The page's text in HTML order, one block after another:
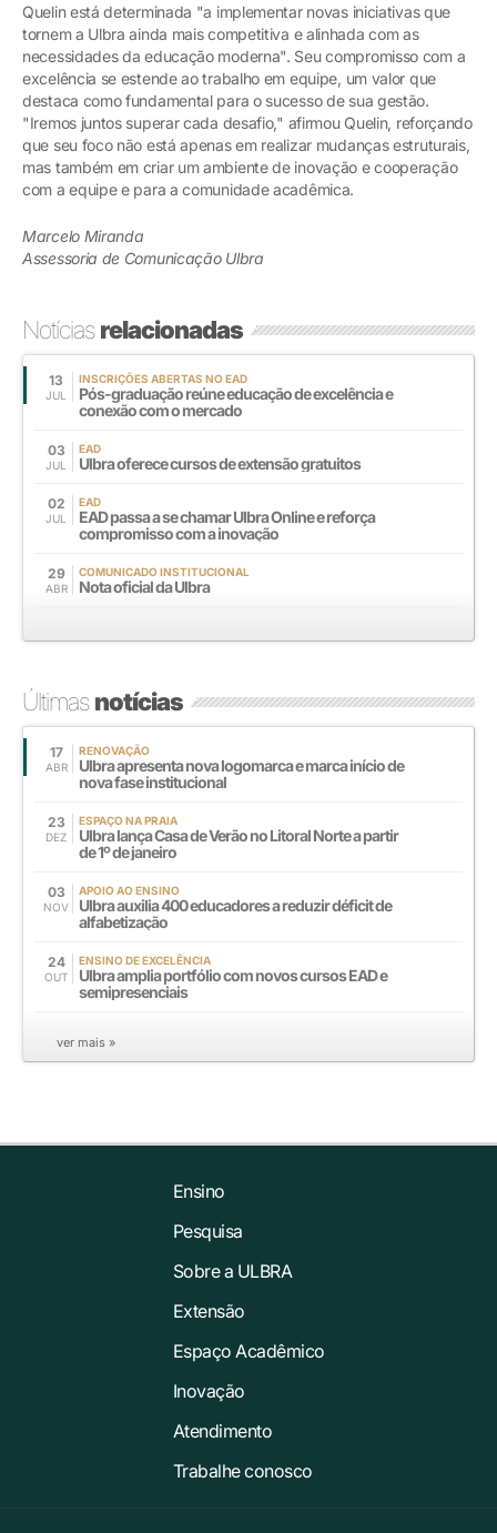
Quelin está determinada "a implementar novas iniciativas que
tornem a Ulbra ainda mais competitiva e alinhada com as
necessidades da educação moderna". Seu compromisso com a
excelência se estende ao trabalho em equipe, um valor que
destaca como fundamental para o sucesso de sua gestão.
"Iremos juntos superar cada desafio," afirmou Quelin, reforçando
que seu foco não está apenas em realizar mudanças estruturais,
mas também em criar um ambiente de inovação e cooperação
com a equipe e para a comunidade acadêmica.
Marcelo Miranda
Assessoria de Comunicação Ulbra
Notíciasrelacionadas
13
JUL
INSCRIÇÕES ABERTAS NO EAD
Pós-graduação reúne educação de excelência e
conexão com o mercado
03
JUL
EAD
Ulbra oferece cursos de extensão gratuitos
02
JUL
EAD
EAD passa a se chamar Ulbra Online e reforça
compromisso com a inovação
29
ABR
COMUNICADO INSTITUCIONAL
Nota oficial da Ulbra
Últimasnotícias
17
ABR
RENOVAÇÃO
Ulbra apresenta nova logomarca e marca início de
nova fase institucional
23
DEZ
ESPAÇO NA PRAIA
Ulbra lança Casa de Verão no Litoral Norte a partir
de 1º de janeiro
03
NOV
APOIO AO ENSINO
Ulbra auxilia 400 educadores a reduzir déficit de
alfabetização
24
OUT
ENSINO DE EXCELÊNCIA
Ulbra amplia portfólio com novos cursos EAD e
semipresenciais
ver mais »
Ensino
Pesquisa
Sobre a ULBRA
Extensão
Espaço Acadêmico
Inovação
Atendimento
Trabalhe conosco